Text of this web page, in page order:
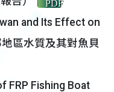
PDF
and Its Effect on
區水質及其對魚貝
FRP Fishing Boat